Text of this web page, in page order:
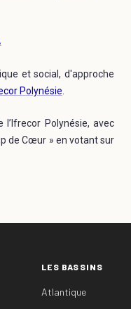
et social, d'approche
Polynésie
Polynésie, avec
de Cœur » en votant sur
LES BASSINS
Atlantique